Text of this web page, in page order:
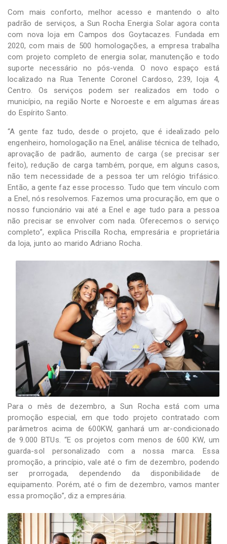
Com mais conforto, melhor acesso e mantendo o alto
padrão de serviços, a Sun Rocha Energia Solar agora conta
com nova loja em Campos dos Goytacazes. Fundada em
2020, com mais de 500 homologações, a empresa trabalha
com projeto completo de energia solar, manutenção e todo
suporte necessário no pós-venda. O novo espaço está
localizado na Rua Tenente Coronel Cardoso, 239, loja 4,
Centro. Os serviços podem ser realizados em todo o
município, na região Norte e Noroeste e em algumas áreas
do Espírito Santo.
“A gente faz tudo, desde o projeto, que é idealizado pelo
engenheiro, homologação na Enel, análise técnica de telhado,
aprovação de padrão, aumento de carga (se precisar ser
feito), redução de carga também, porque, em alguns casos,
não tem necessidade de a pessoa ter um relógio trifásico.
Então, a gente faz esse processo. Tudo que tem vínculo com
a Enel, nós resolvemos. Fazemos uma procuração, em que o
nosso funcionário vai até a Enel e age tudo para a pessoa
não precisar se envolver com nada. Oferecemos o serviço
completo”, explica Priscilla Rocha, empresária e proprietária
da loja, junto ao marido Adriano Rocha.
Para o mês de dezembro, a Sun Rocha está com uma
promoção especial, em que todo projeto contratado com
parâmetros acima de 600KW, ganhará um ar-condicionado
de 9.000 BTUs. “E os projetos com menos de 600 KW, um
guarda-sol personalizado com a nossa marca. Essa
promoção, a princípio, vale até o fim de dezembro, podendo
ser prorrogada, dependendo da disponibilidade de
equipamento. Porém, até o fim de dezembro, vamos manter
essa promoção”, diz a empresária.